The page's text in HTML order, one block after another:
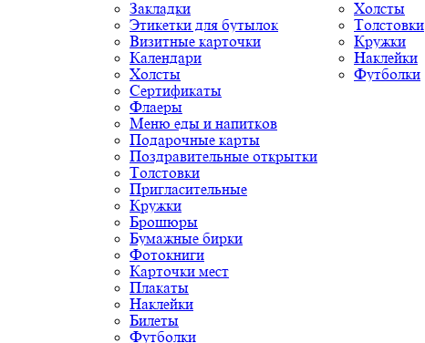
Закладки
Этикетки для бутылок
Визитные карточки
Календари
Холсты
Сертификаты
Флаеры
Меню еды и напитков
Подарочные карты
Поздравительные открытки
Толстовки
Пригласительные
Кружки
Брошюры
Бумажные бирки
Фотокниги
Карточки мест
Плакаты
Наклейки
Билеты
Футболки
Холсты
Толстовки
Кружки
Наклейки
Футболки